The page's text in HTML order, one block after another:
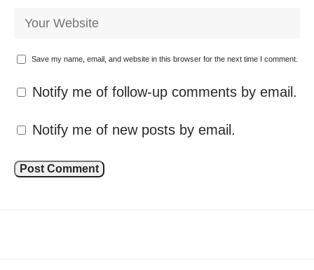
Save my name, email, and website in this browser for the next time I comment.
Notify me of follow-up comments by email.
Notify me of new posts by email.